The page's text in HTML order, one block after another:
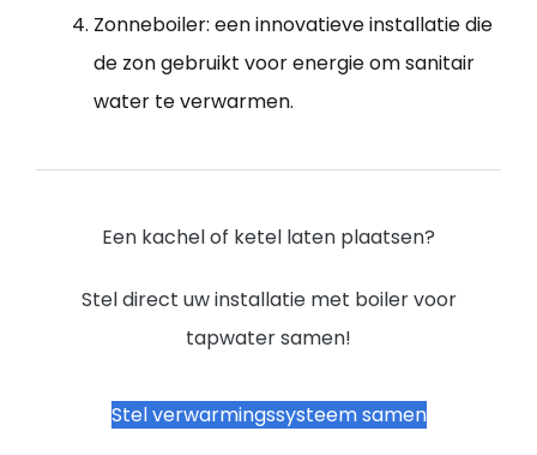
Zonneboiler: een innovatieve installatie die
de zon gebruikt voor energie om sanitair
water te verwarmen.
Een kachel of ketel laten plaatsen?
Stel direct uw installatie met boiler voor
tapwater samen!
Stel verwarmingssysteem samen